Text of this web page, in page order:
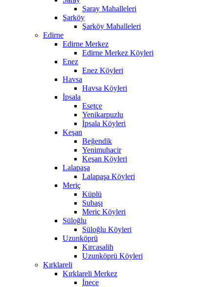
Saray Mahalleleri
Şarköy
Şarköy Mahalleleri
Edirne
Edirne Merkez
Edirne Merkez Köyleri
Enez
Enez Köyleri
Havsa
Havsa Köyleri
İpsala
Esetçe
Yenikarpuzlu
İpsala Köyleri
Keşan
Beğendik
Yenimuhacir
Keşan Köyleri
Lalapaşa
Lalapaşa Köyleri
Meriç
Küplü
Subaşı
Meriç Köyleri
Süloğlu
Süloğlu Köyleri
Uzunköprü
Kırcasalih
Uzunköprü Köyleri
Kırklareli
Kırklareli Merkez
İnece